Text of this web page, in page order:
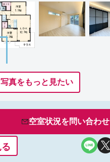
写真をもっと見たい
空室状況を問い合わせ